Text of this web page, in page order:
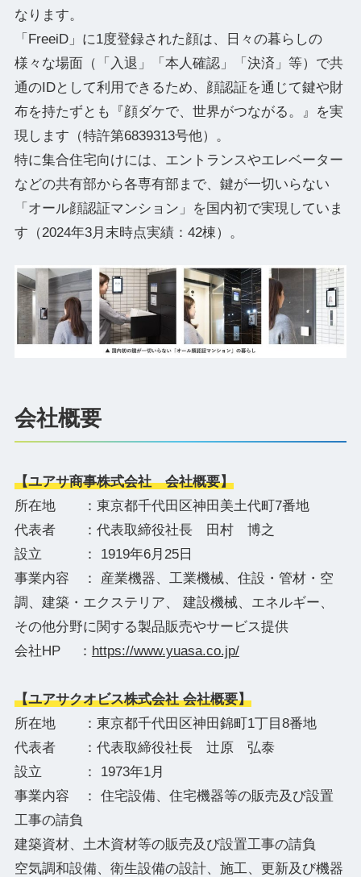
なります。
「FreeiD」に1度登録された顔は、日々の暮らしの
様々な場面（「入退」「本人確認」「決済」等）で共
通のIDとして利用できるため、顔認証を通じて鍵や財
布を持たずとも『顔ダケで、世界がつながる。』を実
現します（特許第6839313号他）。
特に集合住宅向けには、エントランスやエレベーター
などの共有部から各専有部まで、鍵が一切いらない
「オール顔認証マンション」を国内初で実現していま
す（2024年3月末時点実績：42棟）。
会社概要
【ユアサ商事株式会社 会社概要】
所在地 ：東京都千代田区神田美土代町7番地
代表者 ：代表取締役社長 田村 博之
設立 ： 1919年6月25日
事業内容 ： 産業機器、工業機械、住設・管材・空
調、建築・エクステリア、 建設機械、エネルギー、
その他分野に関する製品販売やサービス提供
会社HP ： https://www.yuasa.co.jp/
【ユアサクオビス株式会社 会社概要】
所在地 ：東京都千代田区神田錦町1丁目8番地
代表者 ：代表取締役社長 辻原 弘泰
設立 ： 1973年1月
事業内容 ： 住宅設備、住宅機器等の販売及び設置
工事の請負
建築資材、土木資材等の販売及び設置工事の請負
空気調和設備、衛生設備の設計、施工、更新及び機器